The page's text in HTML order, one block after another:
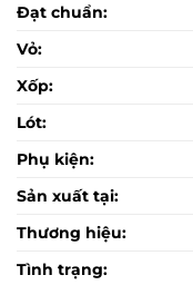
Đạt chuẩn:
Vỏ:
Xốp:
Lót:
Phụ kiện:
Sản xuất tại:
Thương hiệu:
Tình trạng: